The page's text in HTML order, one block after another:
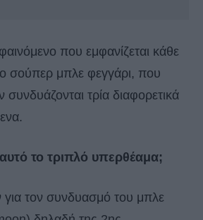
που εμφανίζεται κάθε
σούπερ μπλε φεγγάρι, που
συνδυάζονται τρία διαφορετικά
το τριπλό υπερθέαμα;
για τον συνδυασμό του μπλε